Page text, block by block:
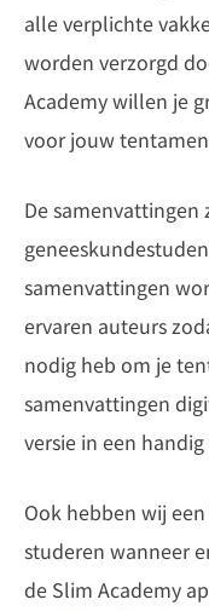
alle verplichte
worden verzorgd
Academy willen je
voor jouw
De
samenvattingen
ervaren auteurs
nodig heb om je
samenvattingen
versie in een
Ook hebben wij
studeren wanneer
de Slim Academy